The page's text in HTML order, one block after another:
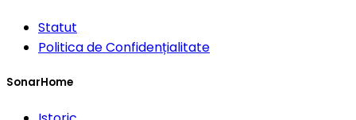
Statut
Politica de Confidențialitate
SonarHome